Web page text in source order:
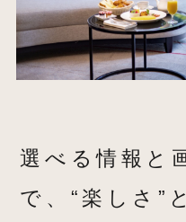
選べる情報と
で、“楽しさ”